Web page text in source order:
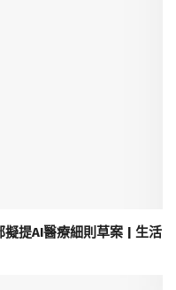
提AI醫療細則草案 | 生活